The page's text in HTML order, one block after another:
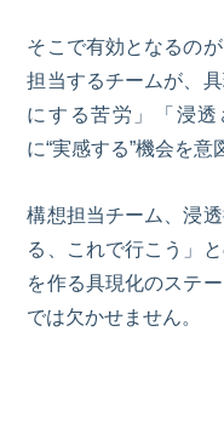
そこで有効となるの
担当するチームが、
にする苦労」「浸
に“実感する”機会を意
構想担当チーム、浸
る、これで行こう」
を作る具現化のステ
では欠かせません。